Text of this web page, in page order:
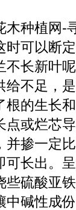
植网-寻
时可以断
不长新叶
给不足，
根的生长
点或烂芯
并掺一定
可长出。
些硫酸亚
中碱性成